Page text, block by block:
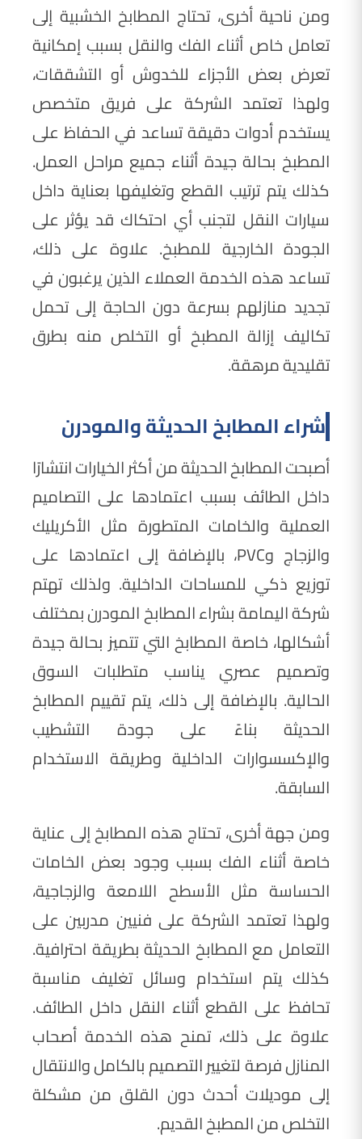
ومن ناحية أخرى، تحتاج المطابخ الخشبية إلى
تعامل خاص أثناء الفك والنقل بسبب إمكانية
تعرض بعض الأجزاء للخدوش أو التشققات،
ولهذا تعتمد الشركة على فريق متخصص
يستخدم أدوات دقيقة تساعد في الحفاظ على
المطبخ بحالة جيدة أثناء جميع مراحل العمل.
كذلك يتم ترتيب القطع وتغليفها بعناية داخل
سيارات النقل لتجنب أي احتكاك قد يؤثر على
الجودة الخارجية للمطبخ. علاوة على ذلك،
تساعد هذه الخدمة العملاء الذين يرغبون في
تجديد منازلهم بسرعة دون الحاجة إلى تحمل
تكاليف إزالة المطبخ أو التخلص منه بطرق
تقليدية مرهقة.
شراء المطابخ الحديثة والمودرن
أصبحت المطابخ الحديثة من أكثر الخيارات انتشارًا
داخل الطائف بسبب اعتمادها على التصاميم
العملية والخامات المتطورة مثل الأكريليك
والزجاج وPVC، بالإضافة إلى اعتمادها على
توزيع ذكي للمساحات الداخلية. ولذلك تهتم
شركة اليمامة بشراء المطابخ المودرن بمختلف
أشكالها، خاصة المطابخ التي تتميز بحالة جيدة
وتصميم عصري يناسب متطلبات السوق
الحالية. بالإضافة إلى ذلك، يتم تقييم المطابخ
الحديثة بناءً على جودة التشطيب
والإكسسوارات الداخلية وطريقة الاستخدام
السابقة.
ومن جهة أخرى، تحتاج هذه المطابخ إلى عناية
خاصة أثناء الفك بسبب وجود بعض الخامات
الحساسة مثل الأسطح اللامعة والزجاجية،
ولهذا تعتمد الشركة على فنيين مدربين على
التعامل مع المطابخ الحديثة بطريقة احترافية.
كذلك يتم استخدام وسائل تغليف مناسبة
تحافظ على القطع أثناء النقل داخل الطائف.
علاوة على ذلك، تمنح هذه الخدمة أصحاب
المنازل فرصة لتغيير التصميم بالكامل والانتقال
إلى موديلات أحدث دون القلق من مشكلة
التخلص من المطبخ القديم.